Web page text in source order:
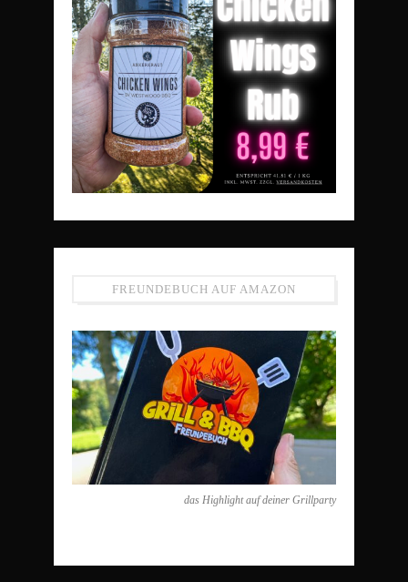
FREUNDEBUCH AUF AMAZON
das Highlight auf deiner Grillparty